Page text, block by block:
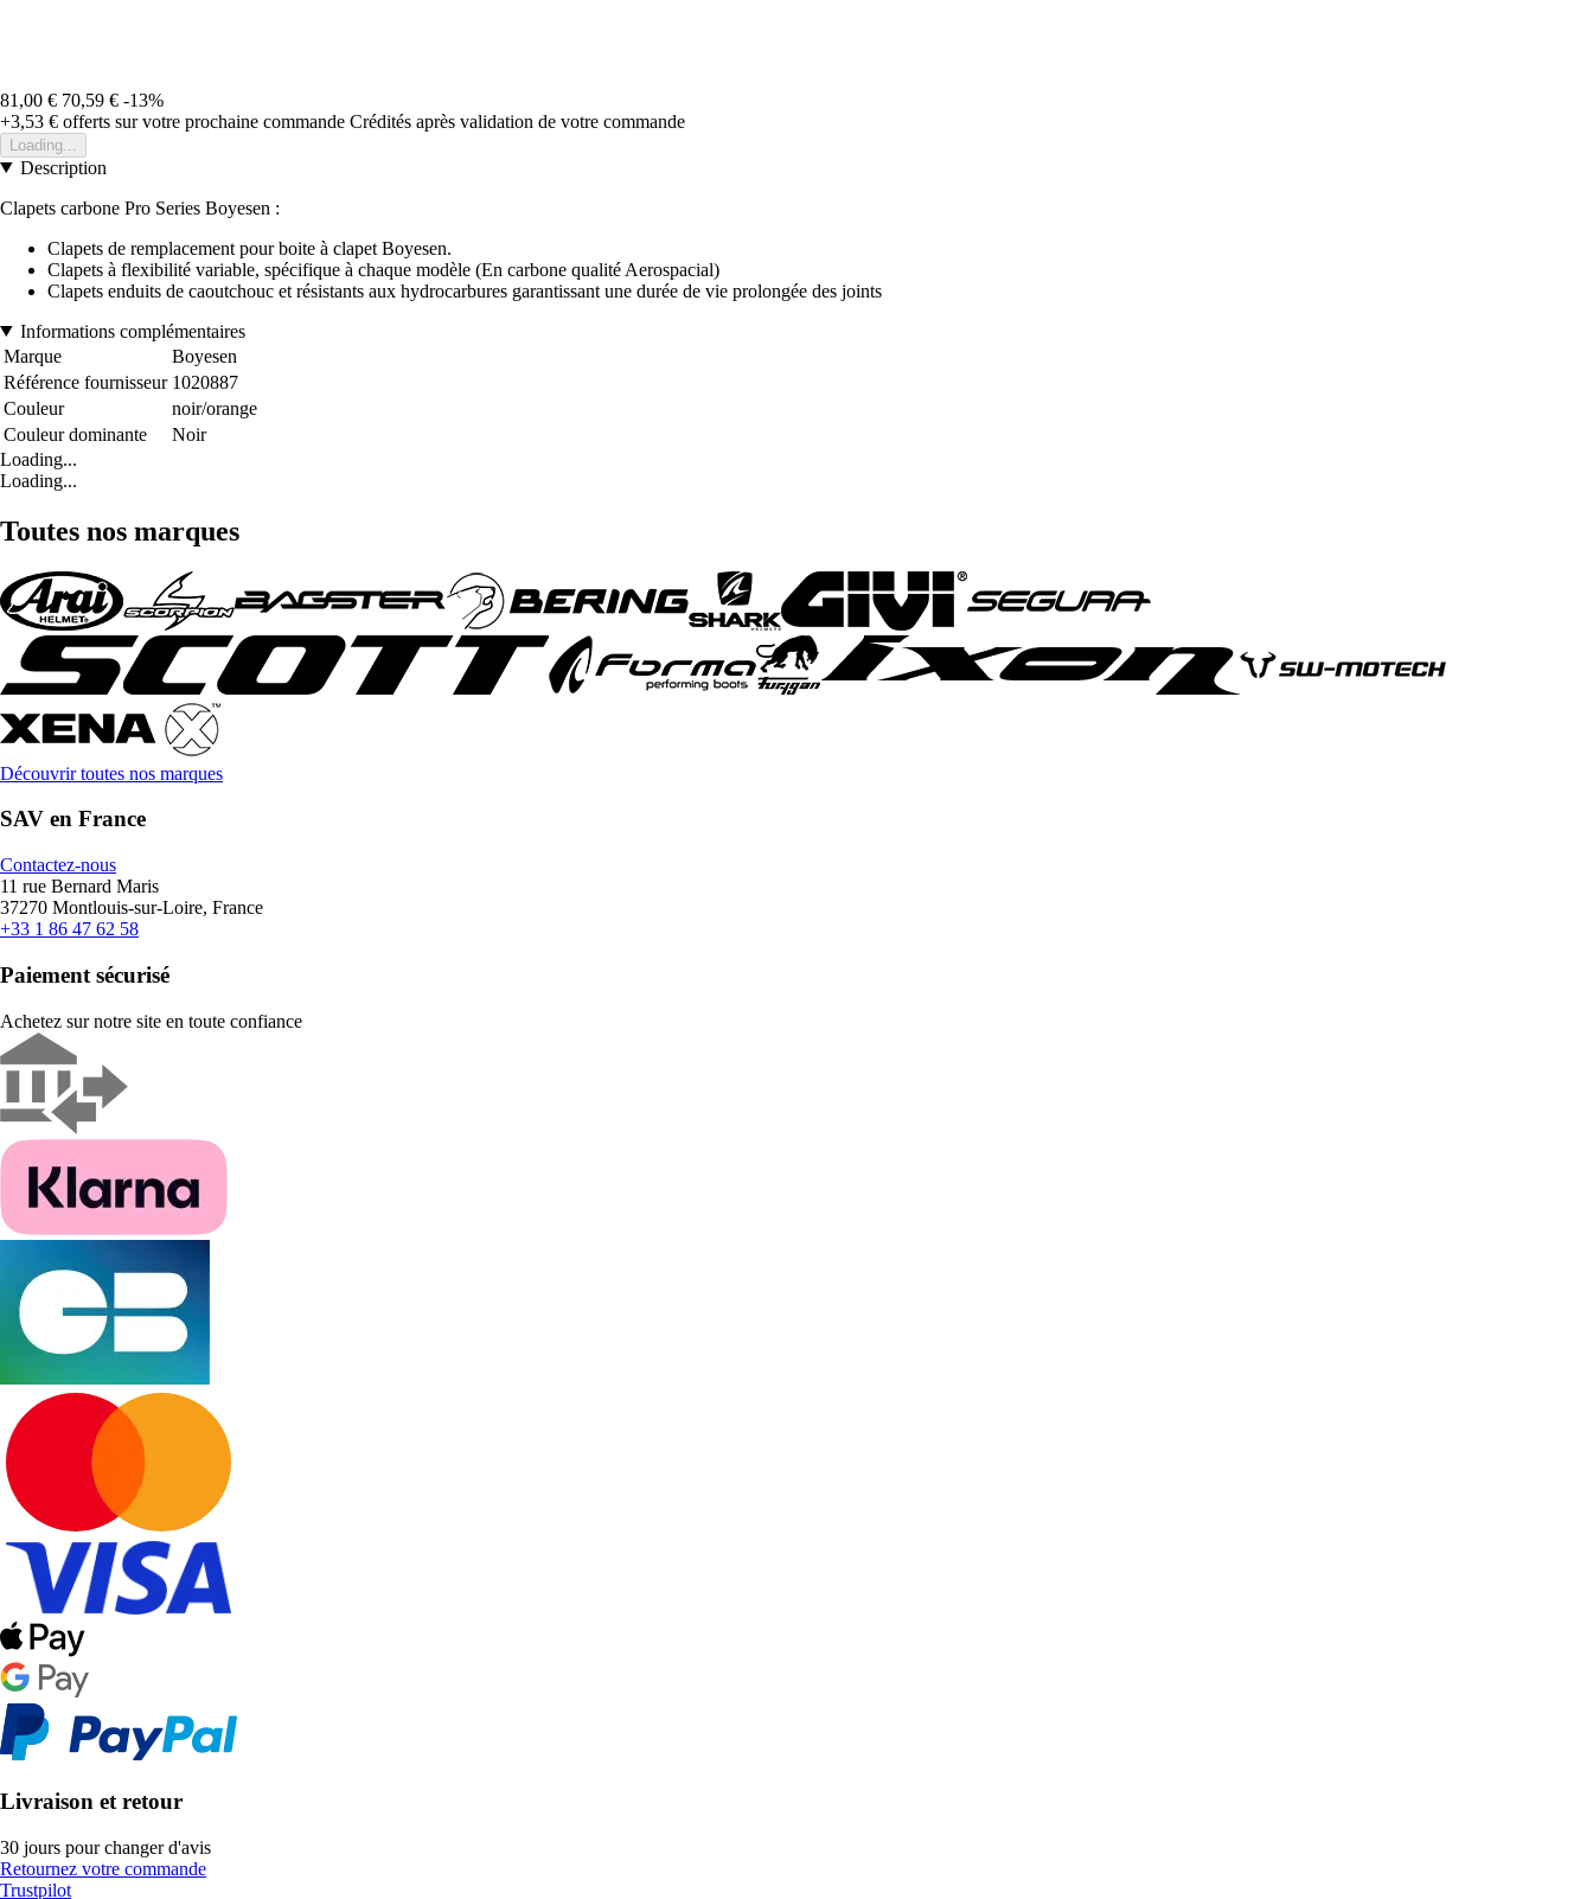
81,00 € 70,59 € -13%
+3,53 € offerts sur votre prochaine commande Crédités après validation de votre commande
Loading...
Description
Clapets carbone Pro Series Boyesen :
Clapets de remplacement pour boite à clapet Boyesen.
Clapets à flexibilité variable, spécifique à chaque modèle (En carbone qualité Aerospacial)
Clapets enduits de caoutchouc et résistants aux hydrocarbures garantissant une durée de vie prolongée des joints
Informations complémentaires
Marque
Boyesen
Référence fournisseur 1020887
Couleur
noir/orange
Couleur dominante
Noir
Loading...
Loading...
Toutes nos marques
Découvrir toutes nos marques
SAV en France
Contactez-nous
11 rue Bernard Maris
37270 Montlouis-sur-Loire, France
+33 1 86 47 62 58
Paiement sécurisé
Achetez sur notre site en toute confiance
Livraison et retour
30 jours pour changer d'avis
Retournez votre commande
Trustpilot